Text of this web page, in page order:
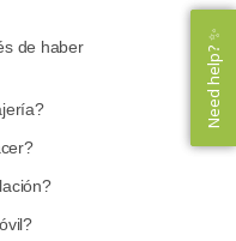
de haber
Need help? ✨
Need help? ✨